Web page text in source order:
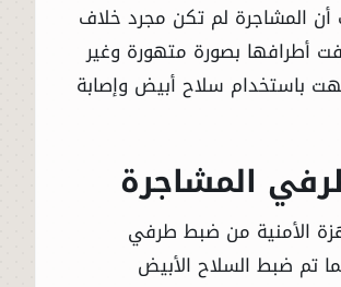
المشاجرة لم تكن مجرد خلاف
أطرافها بصورة متهورة وغير
باستخدام سلاح أبيض وإصابة
المشاجرة
الأمنية من ضبط طرفي
تم ضبط السلاح الأبيض